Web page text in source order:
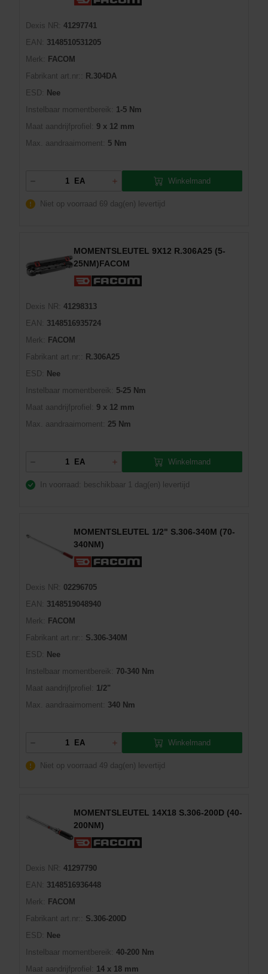
Dexis NR: 41297741
EAN:
3148510531205
Merk:
FACOM
Fabrikant art.nr::
R.304DA
ESD:
Nee
Instelbaar momentbereik:
1-5 Nm
Maat aandrijfprofiel:
9 x 12 mm
Max. aandraaimoment:
5 Nm
EA Winkelmand
Niet op voorraad 69 dag(en) levertijd
MOMENTSLEUTEL 9X12 R.306A25 (5-
25NM)FACOM
Dexis NR: 41298313
EAN:
3148516935724
Merk:
FACOM
Fabrikant art.nr::
R.306A25
ESD:
Nee
Instelbaar momentbereik:
5-25 Nm
Maat aandrijfprofiel:
9 x 12 mm
Max. aandraaimoment: 25 Nm
EA Winkelmand
In voorraad: beschikbaar 1 dag(en) levertijd
MOMENTSLEUTEL 1/2" S.306-340M (70-
340NM)
Dexis NR:
02296705
EAN:
3148519048940
Merk:
FACOM
Fabrikant art.nr::
S.306-340M
ESD:
Nee
Instelbaar momentbereik:
70-340 Nm
Maat aandrijfprofiel:
1/2"
Max. aandraaimoment:
340 Nm
EA Winkelmand
Niet op voorraad 49 dag(en) levertijd
MOMENTSLEUTEL 14X18 S.306-200D (40-
200NM)
Dexis NR: 41297790
EAN:
3148516936448
Merk:
FACOM
Fabrikant art.nr::
S.306-200D
ESD:
Nee
Instelbaar momentbereik: 40-200 Nm
Maat aandrijfprofiel:
14 x 18 mm